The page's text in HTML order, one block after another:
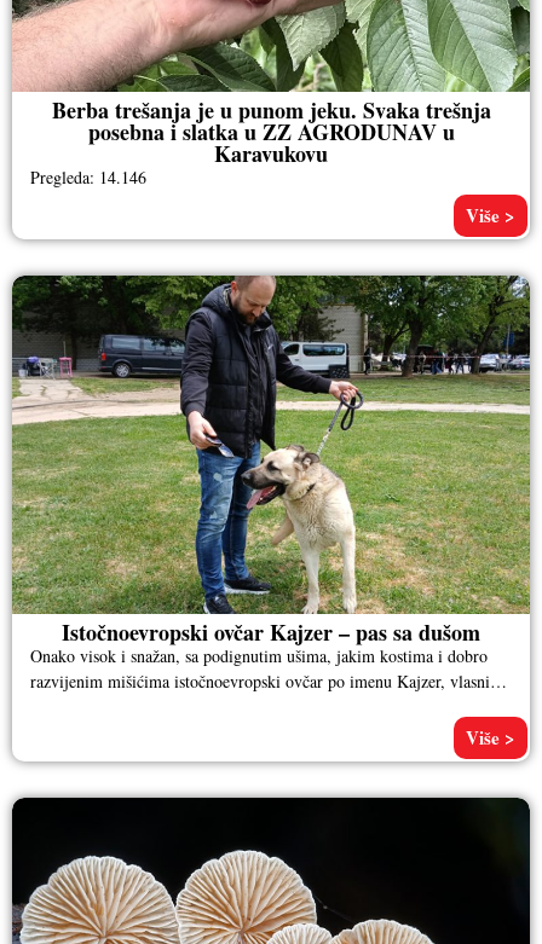
Berba trešanja je u punom jeku. Svaka trešnja
posebna i slatka u ZZ AGRODUNAV u
Karavukovu
Pregleda: 14.146
Više >
Istočnoevropski ovčar Kajzer – pas sa dušom
Onako visok i snažan, sa podignutim ušima, jakim kostima i dobro
razvijenim mišićima istočnoevropski ovčar po imenu Kajzer, vlasnika
Više >